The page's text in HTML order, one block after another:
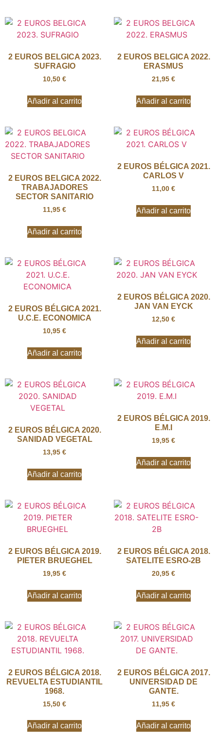
2 EUROS BELGICA 2023.
SUFRAGIO
10,50 €
Añadir al carrito
2 EUROS BELGICA 2022.
ERASMUS
21,95 €
Añadir al carrito
2 EUROS BELGICA 2022.
TRABAJADORES
SECTOR SANITARIO
11,95 €
Añadir al carrito
2 EUROS BÉLGICA 2021.
CARLOS V
11,00 €
Añadir al carrito
2 EUROS BÉLGICA 2021.
U.C.E. ECONOMICA
10,95 €
Añadir al carrito
2 EUROS BÉLGICA 2020.
JAN VAN EYCK
12,50 €
Añadir al carrito
2 EUROS BÉLGICA 2020.
SANIDAD VEGETAL
13,95 €
Añadir al carrito
2 EUROS BÉLGICA 2019.
E.M.I
19,95 €
Añadir al carrito
2 EUROS BÉLGICA 2019.
PIETER BRUEGHEL
19,95 €
Añadir al carrito
2 EUROS BÉLGICA 2018.
SATELITE ESRO-2B
20,95 €
Añadir al carrito
2 EUROS BÉLGICA 2018.
REVUELTA ESTUDIANTIL
1968.
15,50 €
Añadir al carrito
2 EUROS BÉLGICA 2017.
UNIVERSIDAD DE
GANTE.
11,95 €
Añadir al carrito